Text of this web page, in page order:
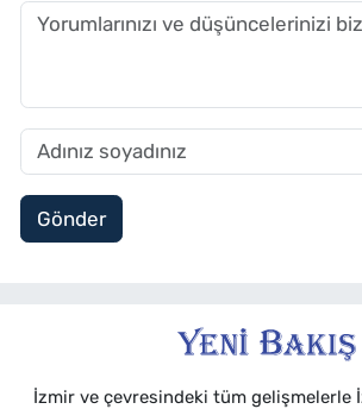
Gönder
İzmir ve çevresindeki tüm gelişmelerle